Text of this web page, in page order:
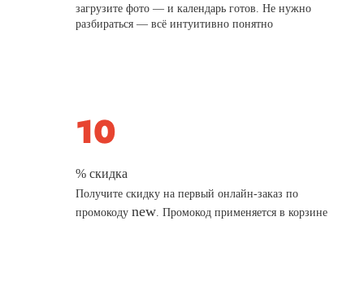
загрузите фото — и календарь готов. Не нужно
разбираться — всё интуитивно понятно
% скидка
Получите скидку на первый онлайн-заказ по
промокодуnew. Промокод применяется в корзине